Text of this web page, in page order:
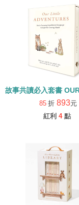
故事共讀必入套書
85 折 893元
紅利 4 點